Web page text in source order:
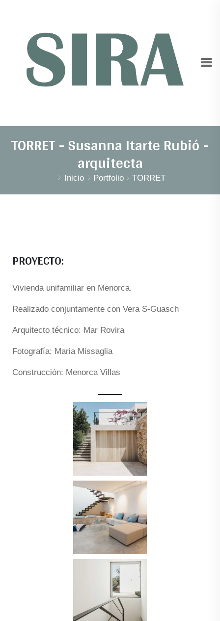
TORRET - Susanna Itarte Rubió -
arquitecta
Inicio Portfolio TORRET
PROYECTO:
Vivienda unifamiliar en Menorca.
Realizado conjuntamente con Vera S-Guasch
Arquitecto técnico: Mar Rovira
Fotografía: Maria Missaglia
Construcción: Menorca Villas